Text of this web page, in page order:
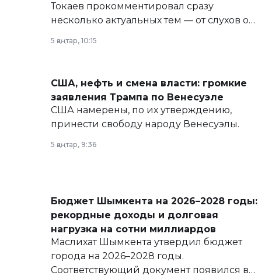
Токаев прокомментировал сразу
несколько актуальных тем — от слухов о
армии, экономики и личного здоровья.
5 қаңтар, 10:15
США, нефть и смена власти: громкие
заявления Трампа по Венесуэле
США намерены, по их утверждению,
принести свободу народу Венесуэлы.
5 қаңтар, 9:36
Бюджет Шымкента на 2026–2028 годы:
рекордные доходы и долговая
нагрузка на сотни миллиардов
Маслихат Шымкента утвердил бюджет
города на 2026–2028 годы.
Соответствующий документ появился в